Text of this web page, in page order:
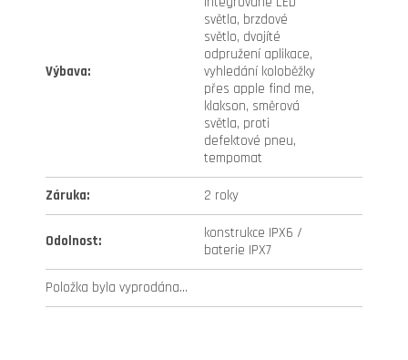
Výbava:
světla, brzdové
světlo, dvojíté
odpružení aplikace,
vyhledání koloběžky
přes apple find me,
klakson, směrová
světla, proti
defektové pneu,
tempomat
Záruka: 2 roky
Odolnost:
konstrukce IPX6 /
baterie IPX7
Položka byla vyprodána…